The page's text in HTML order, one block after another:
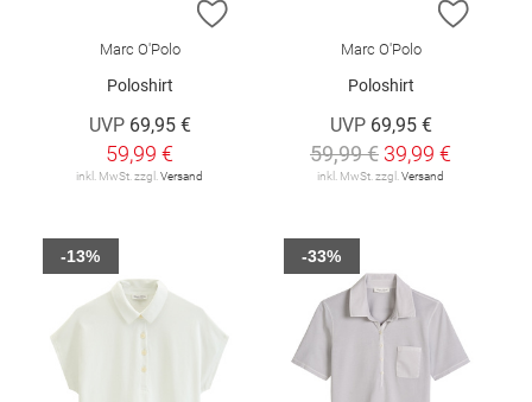
ZUR WUNSCHLISTE HINZUFÜGEN
Marc O'Polo
Poloshirt
UVP 69,95 €
59,99 €
inkl. MwSt. zzgl. Versand
ZUR
Marc O'Polo
Poloshirt
UVP 69,95 €
59,99 € 39,99 €
inkl. MwSt. zzgl. Versand
-13% -33%